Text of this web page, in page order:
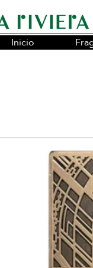
Somos la cadena líder en
Inicio